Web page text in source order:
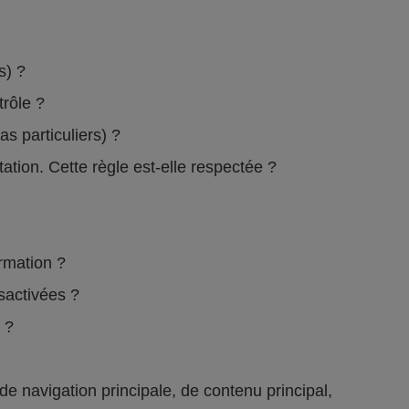
?
?
particuliers) ?
Cette règle est-elle respectée ?
?
?
?
navigation principale, de contenu principal,